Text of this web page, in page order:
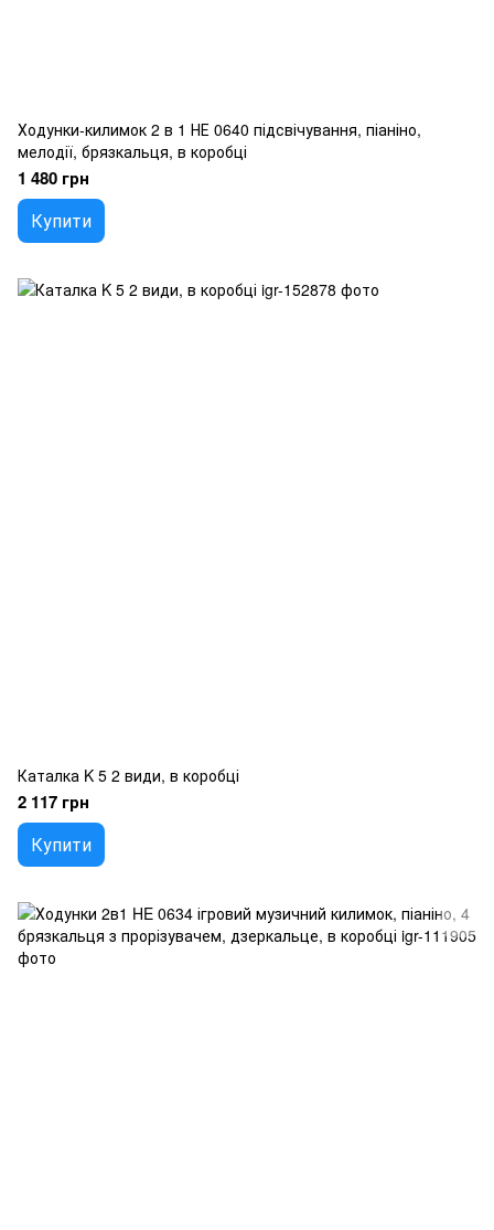
Ходунки-килимок 2 в 1 НЕ 0640 підсвічування, піаніно,
мелодії, брязкальця, в коробці
1 480 грн
Купити
Каталка K 5 2 види, в коробці
2 117 грн
Купити